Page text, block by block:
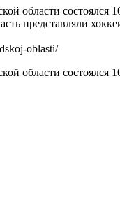
области
представляли
oblasti/
области